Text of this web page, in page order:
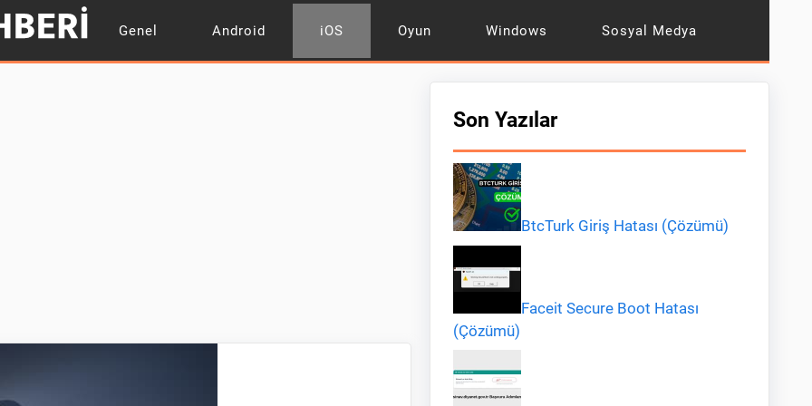
Genel Android iOS Oyun Windows Sosyal Medya
Son Yazılar
BtcTurk Giriş Hatası (Çözümü)
Faceit Secure Boot Hatası
(Çözümü)